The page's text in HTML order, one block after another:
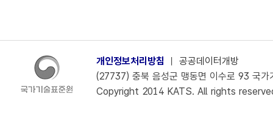
개인정보처리방침 ㅣ 공공데이터개방
(27737) 충북 음성군 맹동면 이수로 93 국
Copyright 2014 KATS. All rights